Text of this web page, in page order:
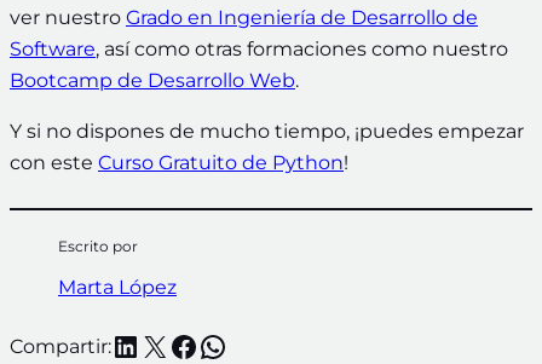
ver nuestro Grado en Ingeniería de Desarrollo de
Software, así como otras formaciones como nuestro
Bootcamp de Desarrollo Web.
Y si no dispones de mucho tiempo, ¡puedes empezar
con este Curso Gratuito de Python!
Escrito por
Marta López
Compartir:LinkedIn
X Facebook
WhatsApp